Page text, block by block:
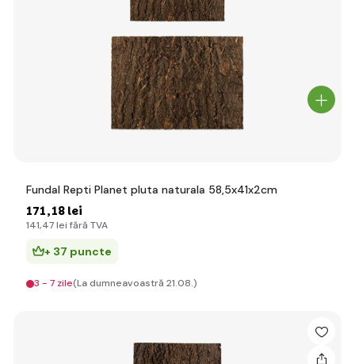
Fundal Repti Planet pluta naturala 58,5x41x2cm
171,18 lei
141,47 lei fără TVA
+ 37 puncte
3 - 7 zile(La dumneavoastră 21.08.)